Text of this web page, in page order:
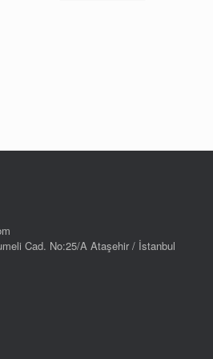
Cad. No:25/A Ataşehir / İstanbul